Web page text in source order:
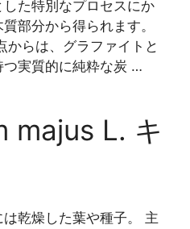
た特別なプロセスにか
部分から得られます。
からは、グラファイトと
つ実質的に純粋な炭 …
majus L. キ
乾燥した葉や種子。 主